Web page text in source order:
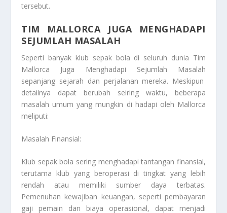
tersebut.
TIM MALLORCA JUGA MENGHADAPI
SEJUMLAH MASALAH
Seperti banyak klub sepak bola di seluruh dunia Tim
Mallorca Juga Menghadapi Sejumlah Masalah
sepanjang sejarah dan perjalanan mereka. Meskipun
detailnya dapat berubah seiring waktu, beberapa
masalah umum yang mungkin di hadapi oleh Mallorca
meliputi:
Masalah Finansial:
Klub sepak bola sering menghadapi tantangan finansial,
terutama klub yang beroperasi di tingkat yang lebih
rendah atau memiliki sumber daya terbatas.
Pemenuhan kewajiban keuangan, seperti pembayaran
gaji pemain dan biaya operasional, dapat menjadi